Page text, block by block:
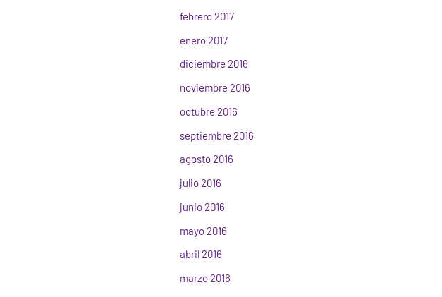
febrero 2017
enero 2017
diciembre 2016
noviembre 2016
octubre 2016
septiembre 2016
agosto 2016
julio 2016
junio 2016
mayo 2016
abril 2016
marzo 2016